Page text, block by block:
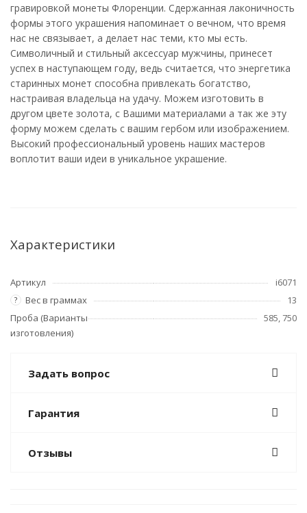
гравировкой монеты Флоренции. Сдержанная лаконичность
формы этого украшения напоминает о вечном, что время
нас не связывает, а делает нас теми, кто мы есть.
Символичный и стильный аксессуар мужчины, принесет
успех в наступающем году, ведь считается, что энергетика
старинных монет способна привлекать богатство,
настраивая владельца на удачу. Можем изготовить в
другом цвете золота, с Вашими материалами а так же эту
форму можем сделать с вашим гербом или изображением.
Высокий профессиональный уровень наших мастеров
воплотит ваши идеи в уникальное украшение.
Характеристики
Артикул i6071
? Вес в граммах
13
Проба (Варианты
изготовления)
585, 750
Задать вопрос
Гарантия
Отзывы